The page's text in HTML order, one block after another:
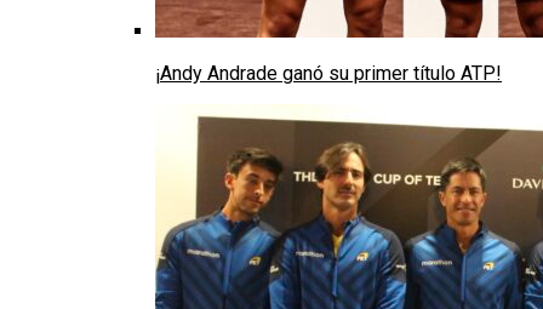
¡Andy Andrade ganó su primer título ATP!